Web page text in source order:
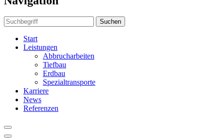
Suchen
Start
Leistungen
Abbrucharbeiten
Tiefbau
Erdbau
Spezialtransporte
Karriere
News
Referenzen